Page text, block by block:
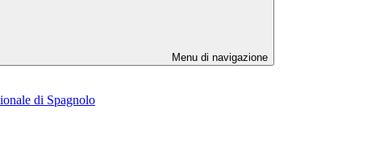
Menu di navigazione
di Spagnolo